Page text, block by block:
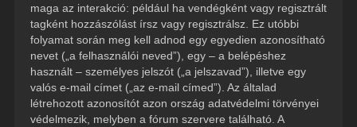
maga az interakció: például ha vendégként vagy regisztrált
tagként hozzászólást írsz vagy regisztrálsz. Ez utóbbi
folyamat során meg kell adnod egy egyedien azonosítható
nevet („a felhasználói neved”), egy – a belépéshez
használt – személyes jelszót („a jelszavad”), illetve egy
valós e-mail címet („az e-mail címed”). Az általad
létrehozott azonosítót azon ország adatvédelmi törvényei
védelmezik, melyben a fórum szervere található. A